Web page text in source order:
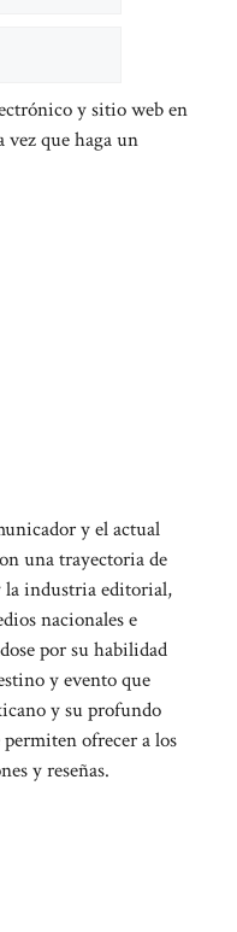
y sitio web en
vez que haga un
y el actual
una trayectoria de
la industria editorial,
nacionales e
por su habilidad
y evento que
y su profundo
ofrecer a los
y reseñas.